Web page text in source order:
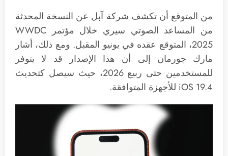
من المتوقع أن تكشف شركة آبل عن النسخة المحدثة
من المساعد الصوتي سيري خلال مؤتمر WWDC
2025، المتوقع عقده في يونيو المقبل. ومع ذلك، أشار
مارك جورمان إلى أن هذا الإصدار قد لا يتوفر
للمستخدمين حتى ربيع 2026، حيث سيصل كتحديث
iOS 19.4 للأجهزة المتوافقة.